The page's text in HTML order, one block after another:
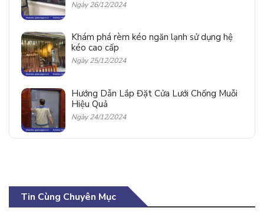
Ngày 26/12/2024
Khám phá rèm kéo ngăn lạnh sử dụng hệ
kéo cao cấp
Ngày 25/12/2024
Hướng Dẫn Lắp Đặt Cửa Lưới Chống Muỗi
Hiệu Quả
Ngày 24/12/2024
Tin Cùng Chuyên Mục